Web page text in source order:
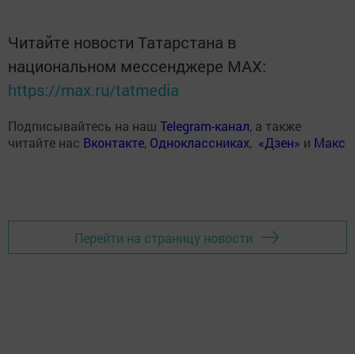
Читайте новости Татарстана в
национальном мессенджере MАХ:
https://max.ru/tatmedia
Подписывайтесь на наш Telegram-канал, а также
читайте нас Вконтакте, Одноклассниках, «Дзен» и Макс
Перейти на страницу новости